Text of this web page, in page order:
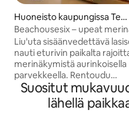
Huoneisto kaupungissa Terr
igal
Beachousesix – upeat
tyylikkäästä kohteesta
Liu'uta sisäänvedettävä
nauti eturivin paikalta
merinäkymistä aurinkoisella
parvekkeella. Rentoudu
nahkaverhosektorisohvalla
Valmista aterioita
kattoikkunoiden alla. Ylellinen rantaloma
Suositut
lähellä